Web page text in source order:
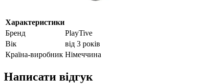
Характеристики
Бренд
PlayTive
Вік
від 3 років
Країна-виробник Німеччина
Написати відгук